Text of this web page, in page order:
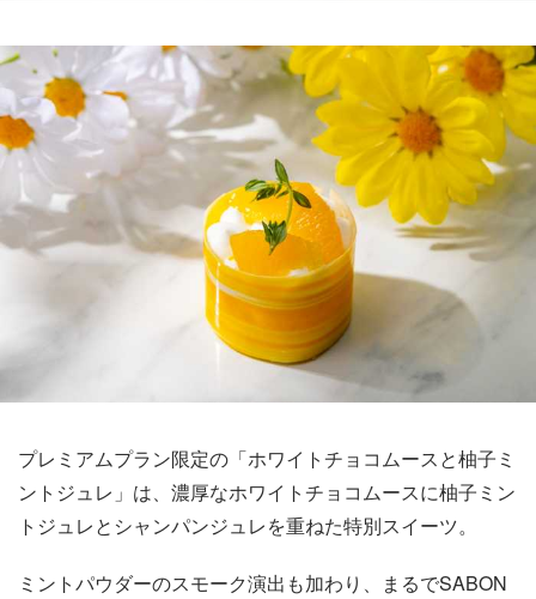
プレミアムプラン限定の「ホワイトチョコムースと柚子ミ
ントジュレ」は、濃厚なホワイトチョコムースに柚子ミン
トジュレとシャンパンジュレを重ねた特別スイーツ。
ミントパウダーのスモーク演出も加わり、まるでSABON